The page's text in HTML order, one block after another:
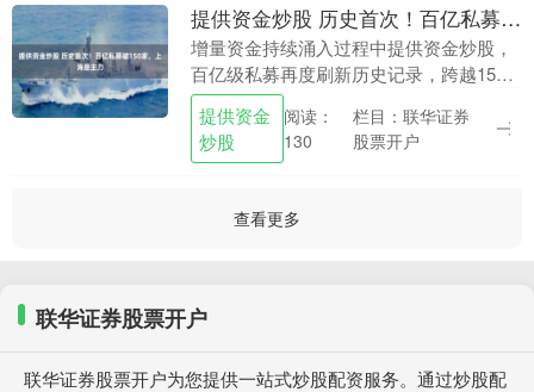
提供资金炒股 历史首次！百亿私募破150家，上海是主力
增量资金持续涌入过程中提供资金炒股，
百亿级私募再度刷新历史记录，跨越150
家关口。 私募排排网最新数据显示，截至
7月22日，百亿级私募数量达154家，较6
月底的....
提供资金
炒股
阅读：
130
栏目：联华证券
股票开户
查看更多
联华证券股票开户
联华证券股票开户为您提供一站式炒股配资服务。通过炒股配